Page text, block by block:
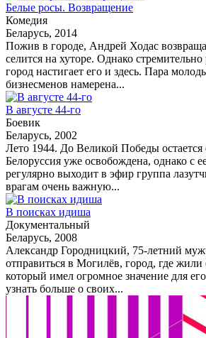
Белые росы. Возвращение
Комедия
Беларусь, 2014
Пожив в городе, Андрей Ходас
селится на хуторе. Однако
город настигает его и здесь. Пара
бизнесменов намерена...
В августе 44-го
Боевик
Беларусь, 2002
Лето 1944. До Великой Победы остается
Белоруссия уже освобождена, однако с
регулярно выходит в эфир группа
врагам очень важную...
В поисках идиша
Документальный
Беларусь, 2008
Александр Городницкий, 75-летний
отправиться в Могилёв, город, где жили
который имел огромное значение для
узнать больше о своих...